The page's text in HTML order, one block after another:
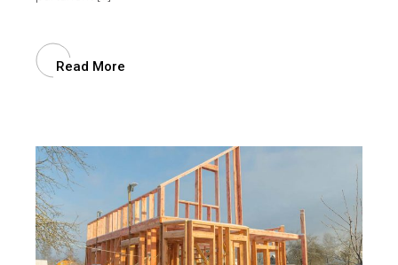
Read More